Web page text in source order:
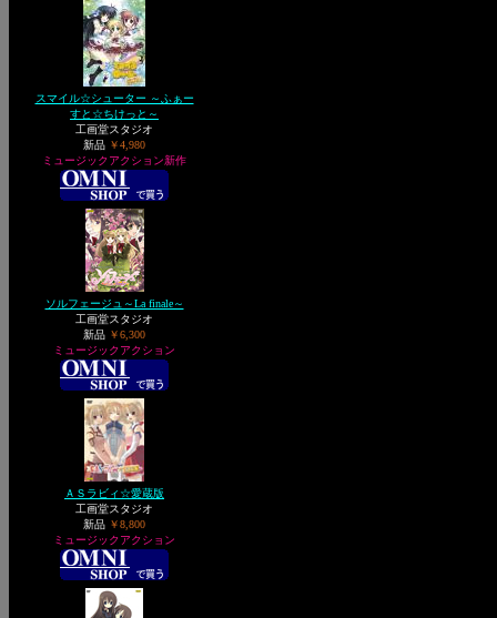
スマイル☆シューター ～ふぁー
すと☆ちけっと～
工画堂スタジオ
新品 ￥4,980
ミュージックアクション新作
ソルフェージュ～La finale～
工画堂スタジオ
新品 ￥6,300
ミュージックアクション
ＡＳラビィ☆愛蔵版
工画堂スタジオ
新品 ￥8,800
ミュージックアクション